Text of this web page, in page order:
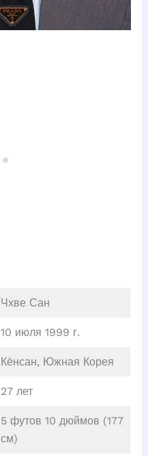
Чхве Сан
10 июля 1999 г.
Кёнсан, Южная Корея
27 лет
5 футов 10 дюймов (177
см)